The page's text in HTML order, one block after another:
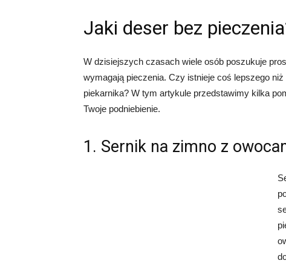
Jaki deser bez
W dzisiejszych czasach wiele osób poszukuje
wymagają pieczenia. Czy istnieje coś lepszego
piekarnika? W tym artykule przedstawimy kilka
Twoje podniebienie.
1. Sernik na zimno z